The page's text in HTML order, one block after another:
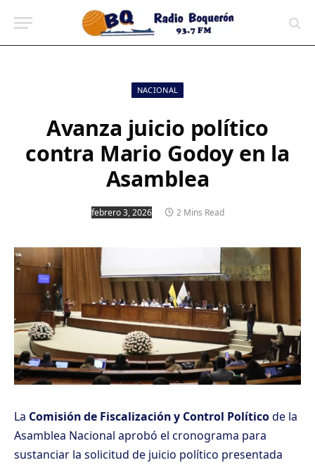
NACIONAL
Avanza juicio político
contra Mario Godoy en la
Asamblea
febrero 3, 2026 2 Mins Read
La Comisión de Fiscalización y Control Políticode la
Asamblea Nacional aprobó el cronograma para
sustanciar la solicitud de juicio político presentada